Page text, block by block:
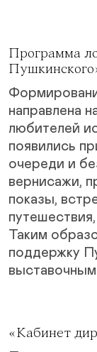
Программа
направлена
любителей
появились
очереди и
вернисажи,
показы,
Таким
поддержку
«Кабинет